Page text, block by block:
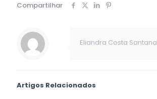
Compartilhar
Eliandra Costa Santana
Artigos Relacionados